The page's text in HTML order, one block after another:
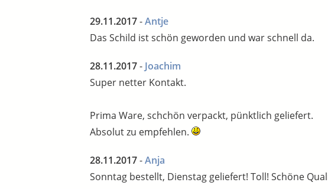
29.11.2017-Antje
Das Schild ist schön geworden und war schnell da.
28.11.2017- Joachim
Super netter Kontakt.
Prima Ware, schchön verpackt, pünktlich geliefert.
Absolut zu empfehlen.
28.11.2017-Anja
Sonntag bestellt, Dienstag geliefert! Toll! Schöne